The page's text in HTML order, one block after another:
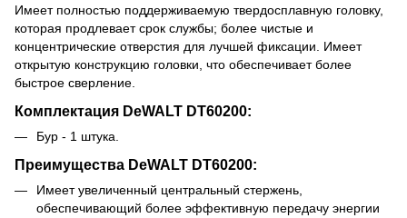
Имеет полностью поддерживаемую твердосплавную головку,
которая продлевает срок службы; более чистые и
концентрические отверстия для лучшей фиксации. Имеет
открытую конструкцию головки, что обеспечивает более
быстрое сверление.
Комплектация DeWALT DT60200:
Бур - 1 штука.
Преимущества DeWALT DT60200:
Имеет увеличенный центральный стержень,
обеспечивающий более эффективную передачу энергии